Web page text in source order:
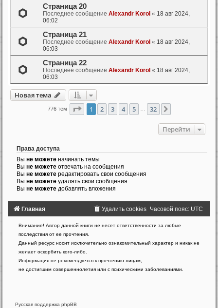
Страница 20
Последнее сообщение Alexandr Korol « 18 авг 2024,
06:02
Страница 21
Последнее сообщение Alexandr Korol « 18 авг 2024,
06:03
Страница 22
Последнее сообщение Alexandr Korol « 18 авг 2024,
06:03
Новая тема
776 тем Страница из 32
1 2 3 4 5 32
Перейти
Права доступа
Вы не можете начинать темы
Вы не можете отвечать на сообщения
Вы не можете редактировать свои сообщения
Вы не можете удалять свои сообщения
Вы не можете добавлять вложения
Главная Часовой пояс: UTC
Удалить cookies
Внимание! Автор данной книги не несет ответственности за любые
последствия от ее прочтения.
Данный ресурс носит исключительно ознакомительный характер и никак не
желает оскорбить кого-либо.
Информация не рекомендуется к прочтению лицам,
не достигшим совершеннолетия или с психическими заболеваниями.
Создано
на
основе
phpBB®
Forum
Software
Русская поддержка phpBB